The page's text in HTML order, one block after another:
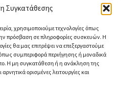
Συγκατάθεσης
χρησιμοποιούμε τεχνολογίες όπως
πρόσβαση σε πληροφορίες συσκευών. Η
θα μας επιτρέψει να επεξεργαστούμε
συμπεριφορά περιήγησης ή μοναδικά
Η μη συγκατάθεση ή η ανάκληση της
ορισμένες λειτουργίες και